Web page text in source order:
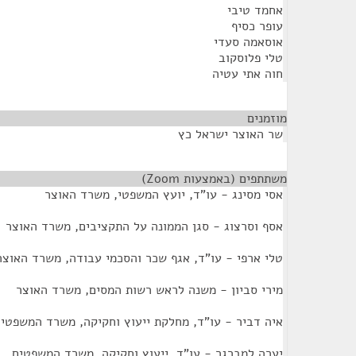
אחמד טיבי
עופר כסיף
אוסאמה סעדי
טלי פלוסקוב
חוה אתי עטיה
מוזמנים
שר האוצר ישראל כץ
משתתפים (באמצעות Zoom)
אסי מסינג - עו"ד, יועץ המשפטי, משרד האוצר
אסף וסרצוג - סגן הממונה על התקציבים, משרד האוצר
טלי ארפי - עו"ד, אגף שכר והסכמי עבודה, משרד
מירי סביון - משנה לראש רשות המסים, משרד האוצר
איה דביר - עו"ד, מחלקת ייעוץ וחקיקה, משרד